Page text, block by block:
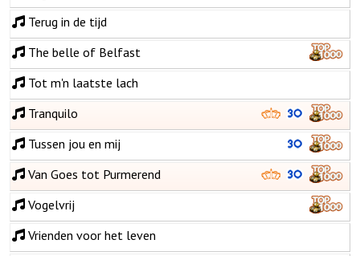
Terug in de tijd
The belle of Belfast
Tot m'n laatste lach
Tranquilo
Tussen jou en mij
Van Goes tot Purmerend
Vogelvrij
Vrienden voor het leven